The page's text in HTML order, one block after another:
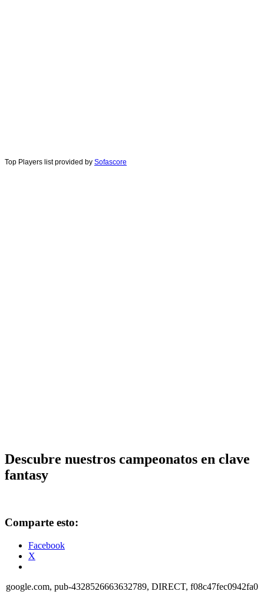
Top Players list provided by Sofascore
Descubre nuestros campeonatos en clave
fantasy
Comparte esto:
Facebook
X
google.com, pub-4328526663632789, DIRECT, f08c47fec0942fa0